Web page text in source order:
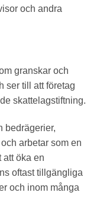
och andra
granskar och
ser till att företag
skattelagstiftning.
bedrägerier,
arbetar som en
att öka en
oftast tillgängliga
och inom många